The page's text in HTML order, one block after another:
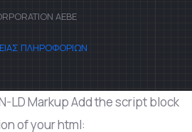
AEBE
ΠΛΗΡΟΦΟΡΙΩΝ
LD Markup Add the script block
of your html: